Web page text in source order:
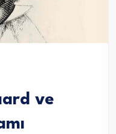
ve